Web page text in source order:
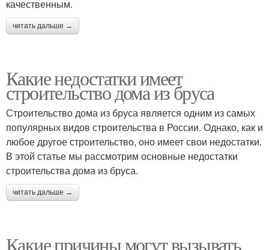
качественным.
читать дальше →
Какие недостатки имеет
строительство дома из бруса
Строительство дома из бруса является одним из самых
популярных видов строительства в России. Однако, как и
любое другое строительство, оно имеет свои недостатки.
В этой статье мы рассмотрим основные недостатки
строительства дома из бруса.
читать дальше →
Какие причины могут вызывать